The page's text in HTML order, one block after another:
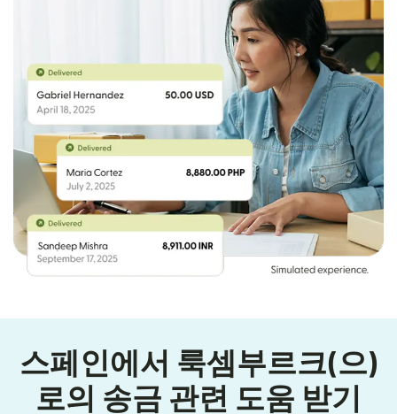
스페인에서 룩셈부르크(으)
로의 송금 관련 도움 받기